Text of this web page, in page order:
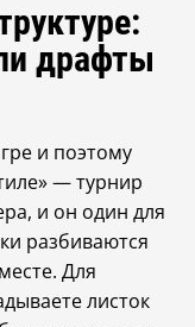
драфты
и поэтому
— турнир
и он один для
разбиваются
Для
листок